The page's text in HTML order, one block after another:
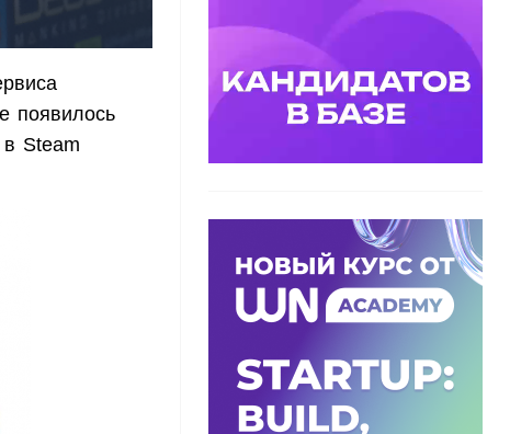
появилось
Steam